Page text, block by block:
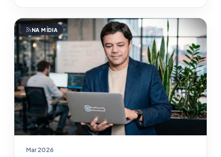
NA MÍDIA
Mar 2026